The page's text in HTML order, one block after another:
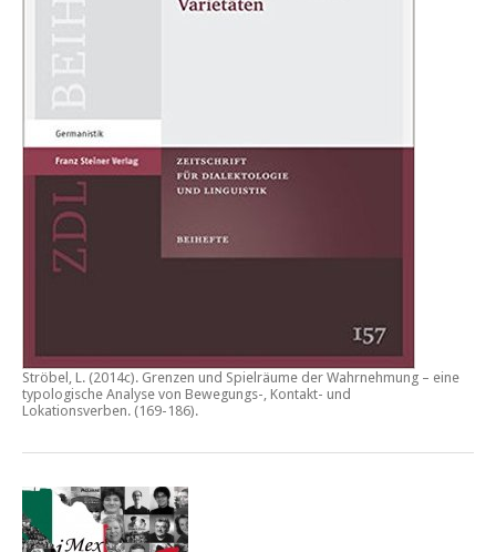
Ströbel, L. (2014c). Grenzen und Spielräume der Wahrnehmung – eine
typologische Analyse von Bewegungs-, Kontakt- und
Lokationsverben. (169-186).